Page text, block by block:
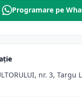
Programare pe
nr. 3, Targu